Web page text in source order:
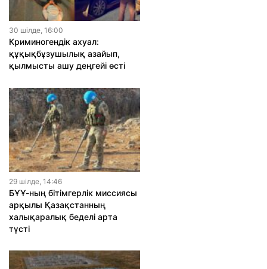
30 шiлде, 16:00
Криминогендік ахуал:
құқықбұзушылық азайып,
қылмысты ашу деңгейі өсті
29 шiлде, 14:46
БҰҰ-ның бітімгерлік миссиясы
арқылы Қазақстанның
халықаралық беделі арта
түсті